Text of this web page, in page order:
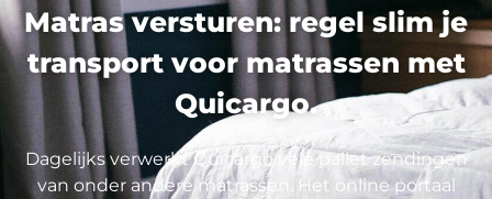
Matras versturen: regel slim je
transport voor matrassen met
Quicargo.
Dagelijks verwerkt Quicargo vele pallet zendingen
van onder andere matrassen. Het online portaal